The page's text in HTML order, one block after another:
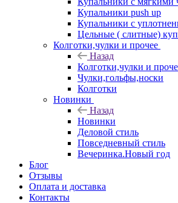
Купальники push up
Купальники с
Цельные ( слитные)
Колготки,чулки и прочее
Назад
Колготки,чулки и
Чулки,гольфы,носки
Колготки
Новинки
Назад
Новинки
Деловой стиль
Повседневный стиль
Вечеринка.Новый год
Блог
Отзывы
Оплата и доставка
Контакты